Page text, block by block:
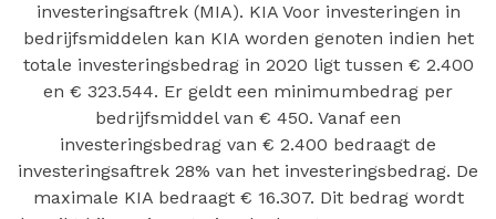
investeringsaftrek (MIA). KIA Voor investeringen in
bedrijfsmiddelen kan KIA worden genoten indien het
totale investeringsbedrag in 2020 ligt tussen € 2.400
en € 323.544. Er geldt een minimumbedrag per
bedrijfsmiddel van € 450. Vanaf een
investeringsbedrag van € 2.400 bedraagt de
investeringsaftrek 28% van het investeringsbedrag. De
maximale KIA bedraagt € 16.307. Dit bedrag wordt